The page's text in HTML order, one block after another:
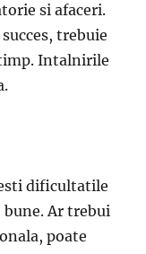
si afaceri.
trebuie
Intalnirile
dificultatile
bune. Ar trebui
poate